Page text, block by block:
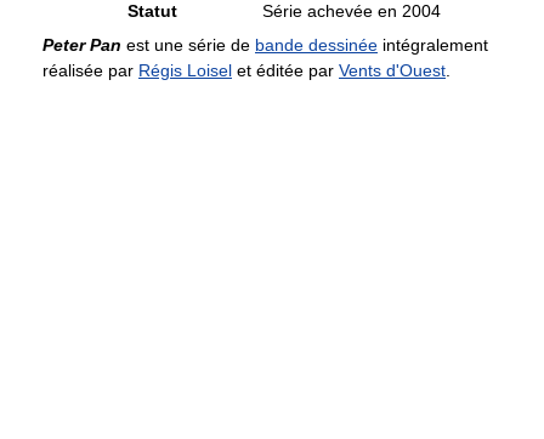
Statut
Série achevée en 2004
Peter Pan est une série de bande dessinée intégralement
réalisée par Régis Loisel et éditée par Vents d'Ouest